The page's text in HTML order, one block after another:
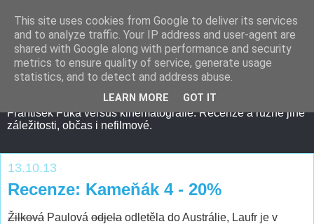
František Fuka versus kinematografie. Recenze a různé jiné
záležitosti, občas i nefilmové.
13.10.13
Recenze: Kameňák 4 - 20%
Žilková Paulová odjela odletěla do Austrálie, Laufr je v
This site uses cookies from Google to deliver its services
and to analyze traffic. Your IP address and user-agent are
shared with Google along with performance and security
metrics to ensure quality of service, generate usage
statistics, and to detect and address abuse.
LEARN MORE GOT IT